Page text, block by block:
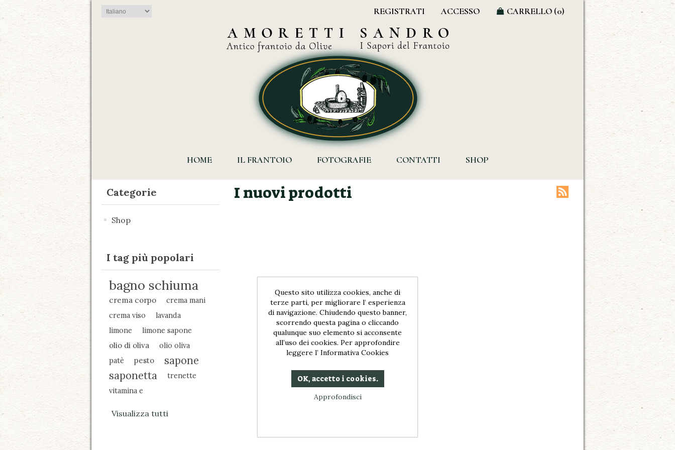
REGISTRATI ACCESSO CARRELLO (0)
HOME IL FRANTOIO FOTOGRAFIE CONTATTI SHOP
Categorie
Shop
I tag più popolari
bagno schiuma
crema corpo
crema mani
crema viso
lavanda
limone
limone sapone
olio di oliva
olio oliva
patè
pesto
sapone
saponetta
trenette
vitamina e
Visualizza tutti
I nuovi prodotti
Questo sito utilizza cookies, anche di
terze parti, per migliorare l’ esperienza
di navigazione. Chiudendo questo banner,
scorrendo questa pagina o cliccando
qualunque suo elemento si acconsente
all’uso dei cookies. Per approfondire
leggere l’ Informativa Cookies
OK, accetto i cookies.
Approfondisci